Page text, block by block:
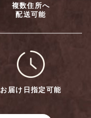
複数住所へ
配送可能
お届け日指定可能